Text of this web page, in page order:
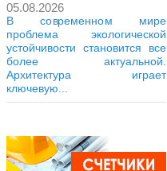
05.08.2026
В современном мире
проблема экологической
устойчивости становится все
более актуальной.
Архитектура играет
ключевую...